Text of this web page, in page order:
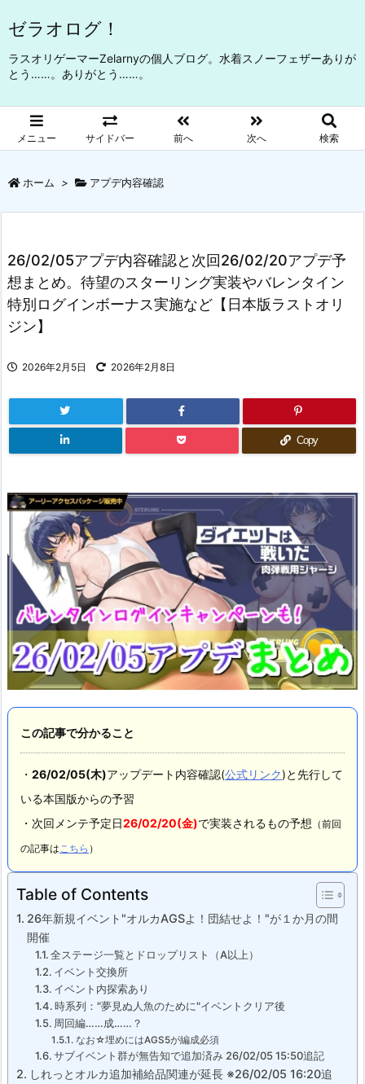
ゼラオログ！
ラスオリゲーマーZelarnyの個人ブログ。水着スノーフェザーありが
とう……。ありがとう……。
メニュー サイドバー 前へ 次へ 検索
ホーム > アプデ内容確認
26/02/05アプデ内容確認と次回26/02/20アプデ予
想まとめ。待望のスターリング実装やバレンタイン
特別ログインボーナス実施など【日本版ラストオリ
ジン】
2026年2月5日 2026年2月8日
Copy
この記事で分かること
・ 26/02/05(木)アップデート内容確認(公式リンク)と先行して
いる本国版からの予習
・次回メンテ予定日26/02/20(金)で実装されるもの予想 （前回
の記事は こちら ）
Table of Contents
26年新規イベント"オルカAGSよ！団結せよ！"が１か月の間
開催
全ステージ一覧とドロップリスト（A以上）
イベント交換所
イベント内探索あり
時系列："夢見ぬ人魚のために"イベントクリア後
周回編……成……？
なお☆埋めにはAGS5が編成必須
サブイベント群が無告知で追加済み 26/02/05 15:50追記
しれっとオルカ追加補給品関連が延長 ※26/02/05 16:20追